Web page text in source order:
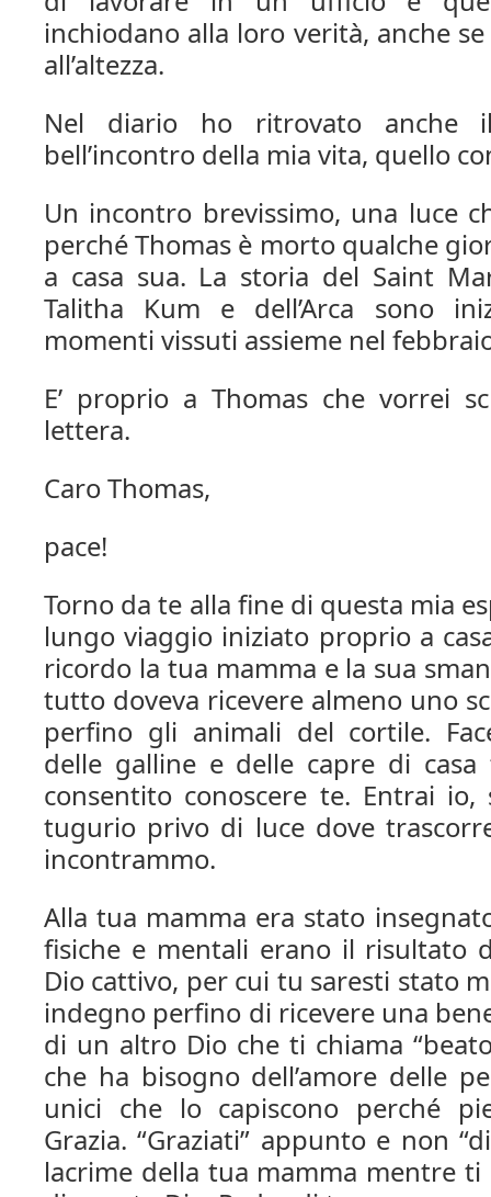
inchiodano alla loro verità, anche
all’altezza.
Nel diario ho ritrovato anche
bell’incontro della mia vita, quello
Un incontro brevissimo, una luce
perché Thomas è morto qualche
a casa sua. La storia del Saint
Talitha Kum e dell’Arca sono
momenti vissuti assieme nel
E’ proprio a Thomas che vorrei
lettera.
Caro Thomas,
pace!
Torno da te alla fine di questa mia
lungo viaggio iniziato proprio a
ricordo la tua mamma e la sua
tutto doveva ricevere almeno uno
perfino gli animali del cortile.
delle galline e delle capre di
consentito conoscere te. Entrai io,
tugurio privo di luce dove
incontrammo.
Alla tua mamma era stato
fisiche e mentali erano il risultato
Dio cattivo, per cui tu saresti stato
indegno perfino di ricevere una
di un altro Dio che ti chiama
che ha bisogno dell’amore delle
unici che lo capiscono perché
Grazia. “Graziati” appunto e non
lacrime della tua mamma mentre ti